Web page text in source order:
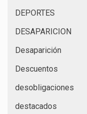
DEPORTES
DESAPARICION
Desaparición
Descuentos
desobligaciones
destacados